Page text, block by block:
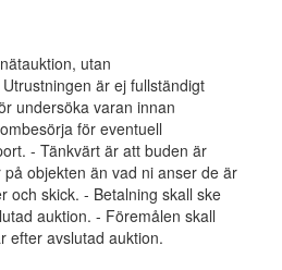
utan
är ej fullständigt
undersöka varan innan
för eventuell
- Tänkvärt är att buden är
objekten än vad ni anser de är
och skick. - Betalning skall ske
auktion. - Föremålen skall
efter avslutad auktion.